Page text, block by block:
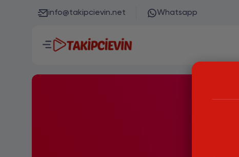
info@takipcievin.net Whatsapp